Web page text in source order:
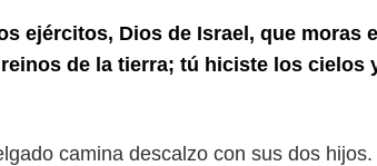
ejércitos, Dios de Israel, que moras
de la tierra; tú hiciste los cielos
camina descalzo con sus dos